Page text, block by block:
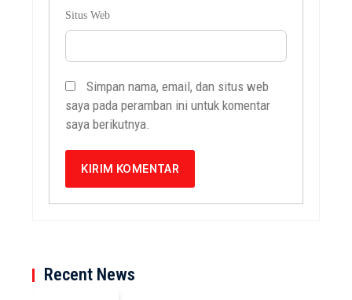
Situs Web
Simpan nama, email, dan situs web
saya pada peramban ini untuk komentar
saya berikutnya.
Recent News